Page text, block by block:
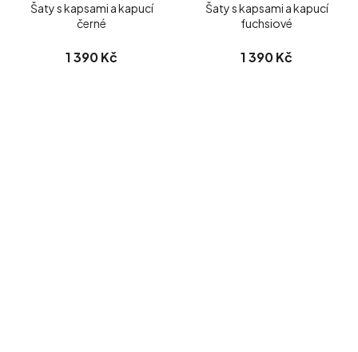
Šaty s kapsami a kapucí
černé
1 390 Kč
Šaty s kapsami a kapucí
fuchsiové
1 390 Kč